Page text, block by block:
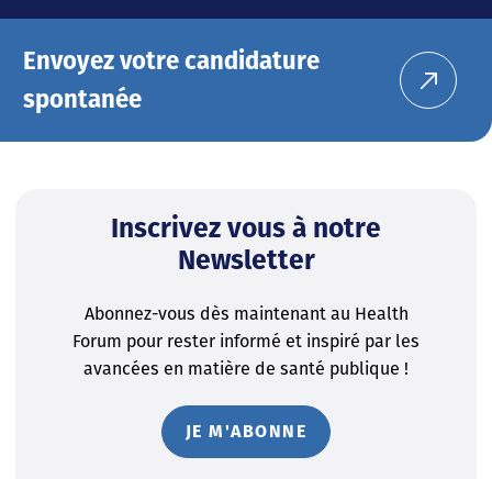
Envoyez votre candidature
spontanée
Inscrivez vous à notre
Newsletter
Abonnez-vous dès maintenant au Health
Forum pour rester informé et inspiré par les
avancées en matière de santé publique !
JE M'ABONNE